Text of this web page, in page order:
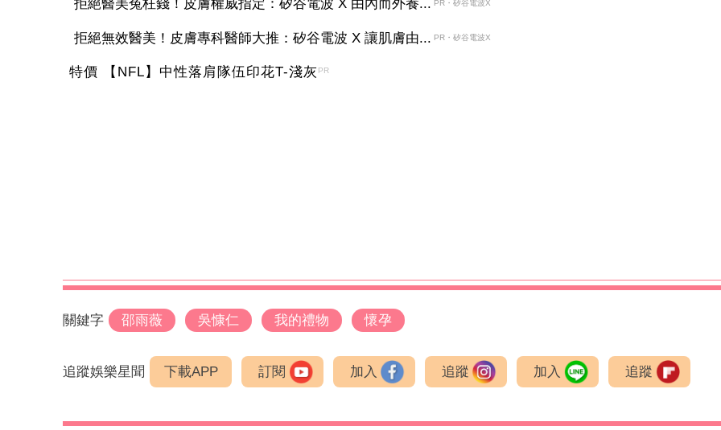
拒絕醫美冤枉錢！皮膚權威指定：矽谷電波 X 由內而外養... PR・矽谷電波X
拒絕無效醫美！皮膚專科醫師大推：矽谷電波 X 讓肌膚由... PR・矽谷電波X
特價 【NFL】中性落肩隊伍印花T-淺灰 PR
關鍵字 邵雨薇 吳慷仁 我的禮物 懷孕
追蹤娛樂星聞 下載APP 訂閱 加入 追蹤 加入 追蹤